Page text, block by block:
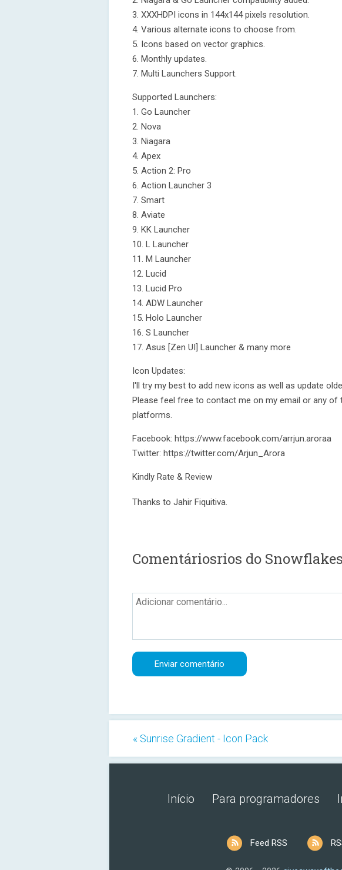
3. XXXHDPI icons in 144x144 pixels resolution.
4. Various alternate icons to choose from.
5. Icons based on vector graphics.
6. Monthly updates.
7. Multi Launchers Support.
Supported Launchers:
1. Go Launcher
2. Nova
3. Niagara
4. Apex
5. Action 2: Pro
6. Action Launcher 3
7. Smart
8. Aviate
9. KK Launcher
10. L Launcher
11. M Launcher
12. Lucid
13. Lucid Pro
14. ADW Launcher
15. Holo Launcher
16. S Launcher
17. Asus [Zen UI] Launcher & many more
Icon Updates:
I'll try my best to add new icons as well as update
Please feel free to contact me on my email or any of
platforms.
Facebook: https://www.facebook.com/arrjun.aroraa
Twitter: https://twitter.com/Arjun_Arora
Kindly Rate & Review
Thanks to Jahir Fiquitiva.
Comentáriosrios do
« Sunrise Gradient - Icon Pack
Início Para programadores
Feed RSS